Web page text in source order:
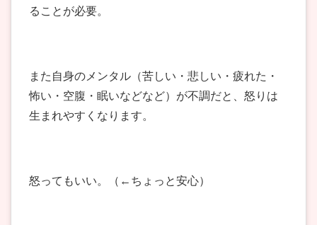
ることが必要。
また自身のメンタル（苦しい・悲しい・疲れた・
怖い・空腹・眠いなどなど）が不調だと、怒りは
生まれやすくなります。
怒ってもいい。（←ちょっと安心）